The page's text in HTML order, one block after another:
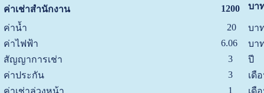
ค่าเช่าสำนักงาน 1200 บา
ค่าน้ำ 20
บา
ค่าไฟฟ้า
6.06
บา
สัญญาการเช่า
3
ปี
ค่าประกัน
3
เดื
ค่าเช่าล่วงหน้า
1
เดื